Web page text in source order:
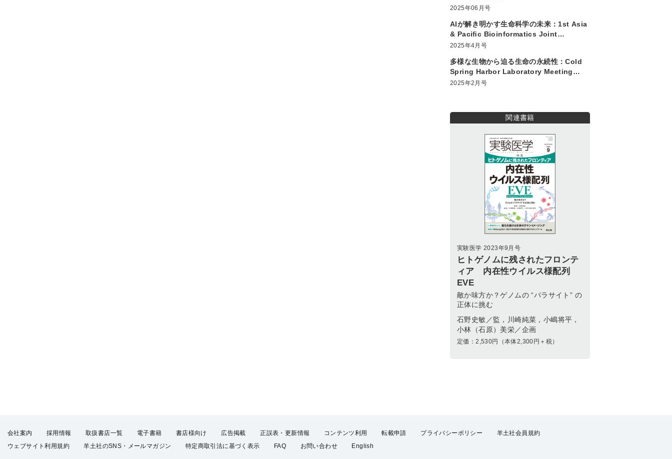
2025年06月号
AIが解き明かす生命科学の未来：1st Asia
& Paciﬁc Bioinformatics Joint
Conference
2025年4月号
多様な生物から迫る生命の永続性：Cold
Spring Harbor Laboratory Meeting
“Germ Cells” 2024
2025年2月号
関連書籍
実験医学 2023年9月号
ヒトゲノムに残されたフロンテ
ィア 内在性ウイルス様配列
EVE
敵か味方か？ゲノムの “パラサイト” の
正体に挑む
石野史敏／監，川崎純菜，小嶋将平，
小林（石原）美栄／企画
定価：2,530円（本体2,300円＋税）
会社案内 採用情報 取扱書店一覧 電子書籍 書店様向け 広告掲載 正誤表・更新情報 コンテンツ利用 転載申請 プライバシーポリシー
羊土社会員規約
ウェブサイト利用規約
羊土社のSNS・メールマガジン 特定商取引法に基づく表示 FAQ お問い合わせ English